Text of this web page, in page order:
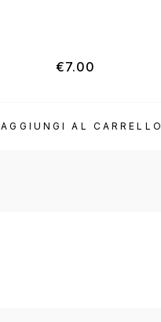
AGGIUNGI AL CARRELLO
€7.00